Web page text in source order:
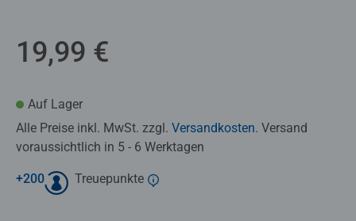
19,99 €
Auf Lager
Alle Preise inkl. MwSt. zzgl. Versandkosten. Versand
voraussichtlich in 5 - 6 Werktagen
+200 Treuepunkte